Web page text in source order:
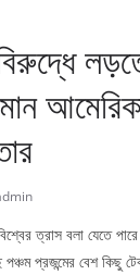
ত্রাস বলা যেতে
পঞ্চম প্রজন্মের বেশ কিছু